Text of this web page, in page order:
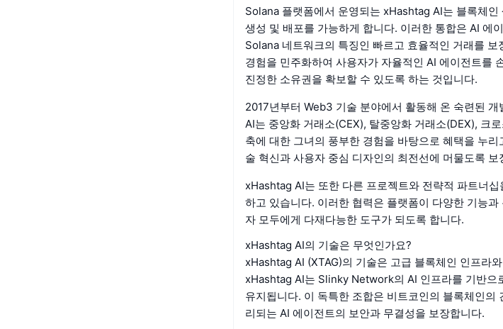
Solana 플랫폼에서 운영되는 xHashtag AI는 블록체
생성 및 배포를 가능하게 합니다. 이러한 통합은 AI 에
Solana 네트워크의 특징인 빠르고 효율적인 거래를
경험을 민주화하여 사용자가 자율적인 AI 에이전트를
진정한 소유권을 확보할 수 있도록 하는 것입니다.
2017년부터 Web3 기술 분야에서 활동해 온 숙련된
AI는 중앙화 거래소(CEX), 탈중앙화 거래소(DEX), 크
축에 대한 그녀의 풍부한 경험을 바탕으로 혜택을 누
술 혁신과 사용자 중심 디자인의 최전선에 머물도록 보
xHashtag AI는 또한 다른 프로젝트와 전략적 파트너
하고 있습니다. 이러한 협력은 플랫폼이 다양한 기능
자 모두에게 다재다능한 도구가 되도록 합니다.
xHashtag AI의 기술은 무엇인가요?
xHashtag AI (XTAG)의 기술은 고급 블록체인 인프라
xHashtag AI는 Slinky Network의 AI 인프라를 기반으
유지됩니다. 이 독특한 조합은 비트코인의 블록체인
리되는 AI 에이전트의 보안과 무결성을 보장합니다.